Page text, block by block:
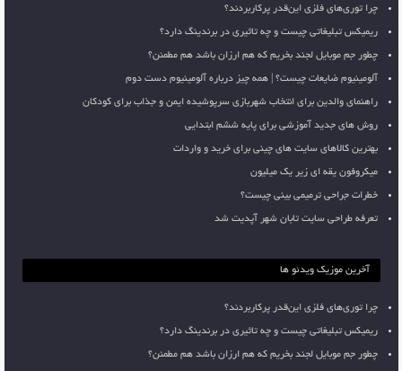
چرا توری‌های فلزی این‌قدر پرکاربردند؟
ریمیکس تبلیغاتی چیست و چه تاثیری در برندینگ دارد؟
چطور جم موبایل لجند بخریم که هم ارزان باشد هم مطمئن؟
آلومینیوم ضایعات چیست؟ | همه چیز درباره آلومینیوم دست دوم
راهنمای والدین برای انتخاب شهربازی سرپوشیده ایمن و جذاب برای کودکان
روش های جدید آموزشی برای پایه ششم ابتدایی
بهترین کالاهای سایت های چینی برای خرید و واردات
میکروفون یقه ای زیر یک میلیون
خطرات جراحی ترمیمی بینی چیست؟
تعرفه طراحی سایت تابان شهر آپدیت شد
آخرین موزیک ویدئو ها
چرا توری‌های فلزی این‌قدر پرکاربردند؟
ریمیکس تبلیغاتی چیست و چه تاثیری در برندینگ دارد؟
چطور جم موبایل لجند بخریم که هم ارزان باشد هم مطمئن؟